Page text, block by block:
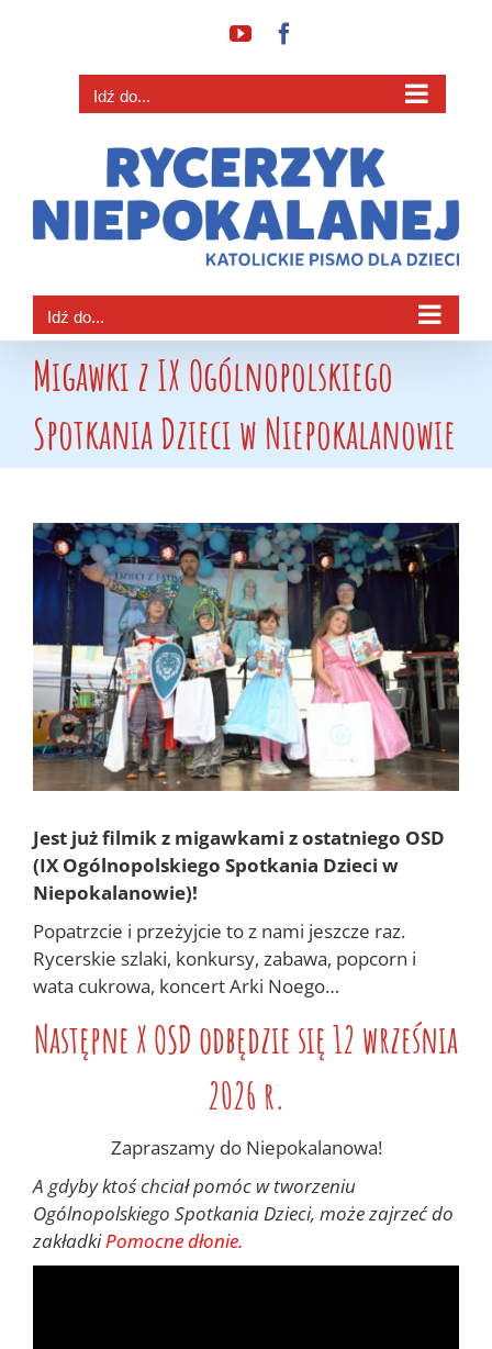
YouTube
Idź do...
Idź do...
Migawki z IX Ogólnopolskiego
Spotkania Dzieci w Niepokalanowie
Pokaż
większy
obrazek
Jest już filmik z migawkami z ostatniego OSD
(IX Ogólnopolskiego Spotkania Dzieci w
Niepokalanowie)!
Popatrzcie i przeżyjcie to z nami jeszcze raz.
Rycerskie szlaki, konkursy, zabawa, popcorn i
wata cukrowa, koncert Arki Noego…
Następne X OSD odbędzie się 12 września
2026 r.
Zapraszamy do Niepokalanowa!
A gdyby ktoś chciał pomóc w tworzeniu
Ogólnopolskiego Spotkania Dzieci, może zajrzeć do
zakładkiPomocne dłonie.